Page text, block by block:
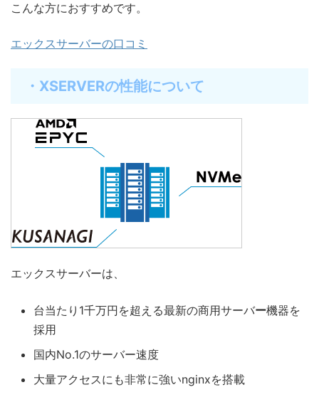
こんな方におすすめです。
エックスサーバーの口コミ
・XSERVERの性能について
エックスサーバーは、
台当たり1千万円を超える最新の商用サーバー機器を
採用
国内No.1のサーバー速度
大量アクセスにも非常に強いnginxを搭載